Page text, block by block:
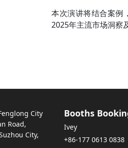
本次演讲将结合案例
2025年主流市场洞察
City
Road,
City,
Booths
Ivey
+86-177 0613 0838